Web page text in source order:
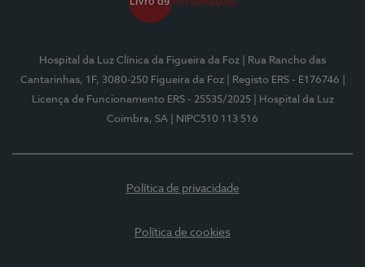
Hospital da Luz Clínica da Figueira da Foz
| Rua Rancho das
Cantarinhas, 1F, 3080-250 Figueira da Foz
| Registo ERS - E176746
Licença de Funcionamento ERS - 25535/2025
| Hospital da Luz
Coimbra, SA
| NIPC510 113 516
Política de privacidade
Política de cookies